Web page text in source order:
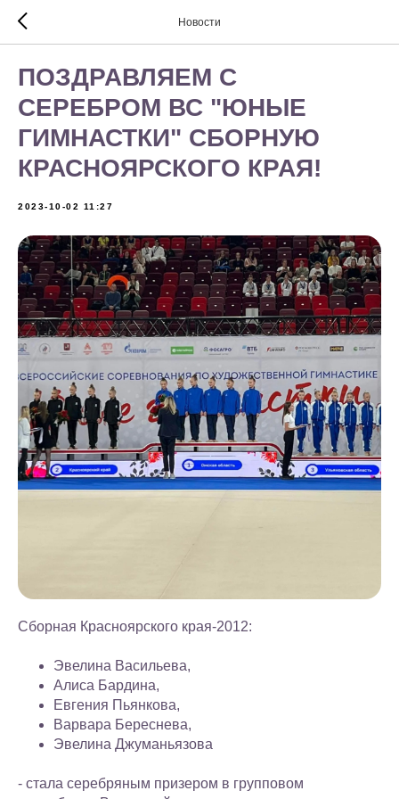
Новости
ПОЗДРАВЛЯЕМ С
СЕРЕБРОМ ВС "ЮНЫЕ
ГИМНАСТКИ" СБОРНУЮ
КРАСНОЯРСКОГО КРАЯ!
2023-10-02 11:27
Сборная Красноярского края-2012:
Эвелина Васильева,
Алиса Бардина,
Евгения Пьянкова,
Варвара Береснева,
Эвелина Джуманьязова
- стала серебряным призером в групповом